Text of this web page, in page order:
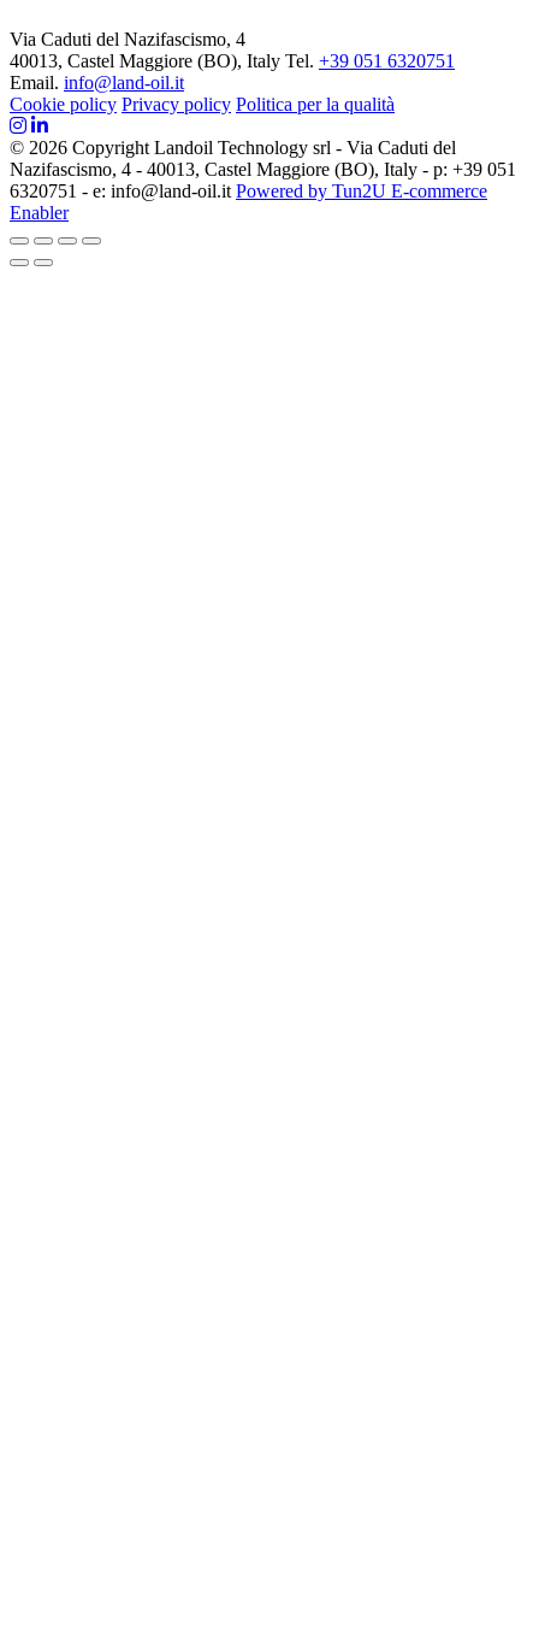
Via Caduti del Nazifascismo, 4
40013, Castel Maggiore (BO), Italy Tel. +39 051 6320751
Email. info@land-oil.it
Cookie policy Privacy policy Politica per la qualità
© 2026 Copyright Landoil Technology srl - Via Caduti del
Nazifascismo, 4 - 40013, Castel Maggiore (BO), Italy - p: +39 051
6320751 - e: info@land-oil.it Powered by Tun2U E-commerce
Enabler